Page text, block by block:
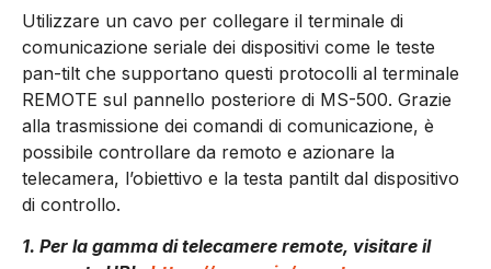
Utilizzare un cavo per collegare il terminale di
comunicazione seriale dei dispositivi come le teste
pan-tilt che supportano questi protocolli al terminale
REMOTE sul pannello posteriore di MS-500. Grazie
alla trasmissione dei comandi di comunicazione, è
possibile controllare da remoto e azionare la
telecamera, l’obiettivo e la testa pantilt dal dispositivo
di controllo.
1. Per la gamma di telecamere remote, visitare il